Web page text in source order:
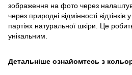
зображення на фото через
через природні відмінності відтінків
партіях натуральної шкіри. Це
унікальним.
Детальніше ознайомтесь з